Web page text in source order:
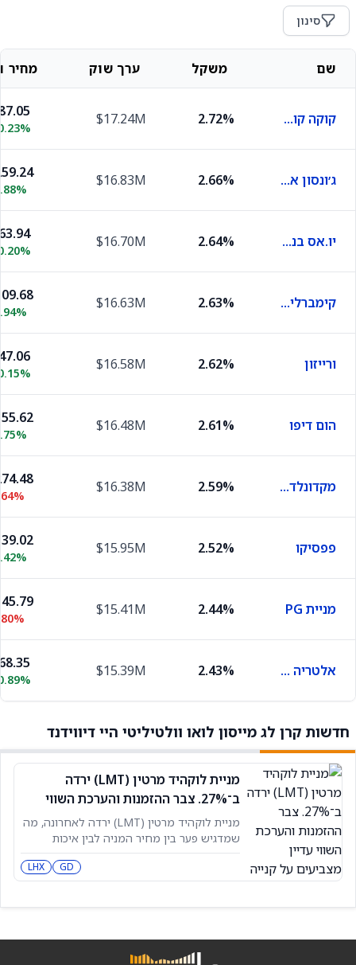
סינון
שם משקל ערך שוק מחיר
קוקה קולה 2.72%
$17.24M
ג׳ונסון אנד ג׳ונסון 2.66%
$16.83M
יו.אס בנקורפ 2.64%
$16.70M
קימברלי קלארק 2.63%
$16.63M
ורייזון 2.62%
$16.58M
הום דיפו 2.61%
$16.48M
מקדונלד'ס 2.59%
$16.38M
פפסיקו 2.52%
$15.95M
מניית PG 2.44%
$15.41M
אלטריה גרופ 2.43%
$15.39M
חדשות קרן לג מייסון לואו וולטיליטי היי דיווידנד
מניית לוקהיד מרטין (LMT) ירדה
ב־27%. צבר ההזמנות והערכת השווי
עדיין מצביעים על קנייהמניית לוקהיד מרטין (LMT) ירדה לאחרונה, מה
שמדגיש פער בין מחיר המניה לבין איכות
הרווחים – פער שסותרים אותו גם צבר ההזמנות
בהיקף 186.43 מיליארד דולר וגם תחזית 2026
המאושרת מחדש. במכפיל רווח עתידי של
GD
LHX